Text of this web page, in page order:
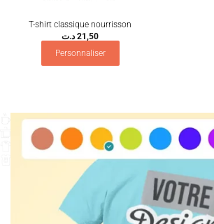
T-shirt classique nourrisson
21,50 د.ت
Personnaliser